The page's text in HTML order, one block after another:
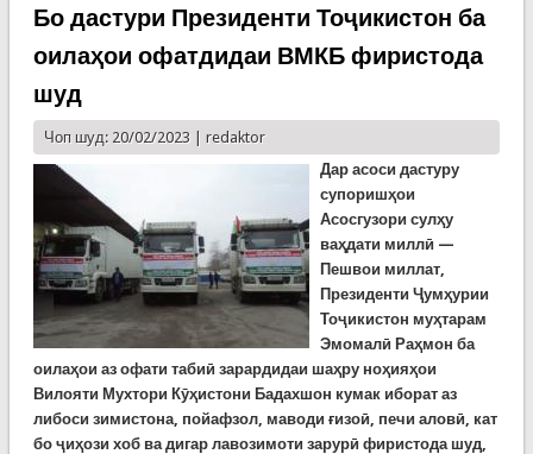
Бо дастури Президенти Тоҷикистон ба
оилаҳои офатдидаи ВМКБ фиристода
шуд
Чоп шуд: 20/02/2023 | redaktor
Дар асоси дастуру
супоришҳои
Асосгузори сулҳу
ваҳдати миллӣ —
Пешвои миллат,
Президенти Ҷумҳурии
Тоҷикистон муҳтарам
Эмомалӣ Раҳмон ба
оилаҳои аз офати табиӣ зарардидаи шаҳру ноҳияҳои
Вилояти Мухтори Кӯҳистони Бадахшон кумак иборат аз
либоси зимистона, пойафзол, маводи ғизоӣ, печи аловӣ, кат
бо ҷиҳози хоб ва дигар лавозимоти зарурӣ фиристода шуд,